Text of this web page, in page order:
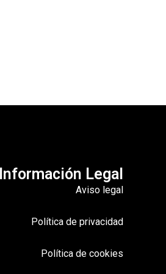
Información Legal
Aviso legal
Política de privacidad
Política de cookies